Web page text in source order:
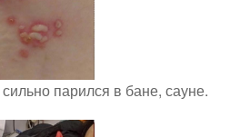
парился в бане, сауне.